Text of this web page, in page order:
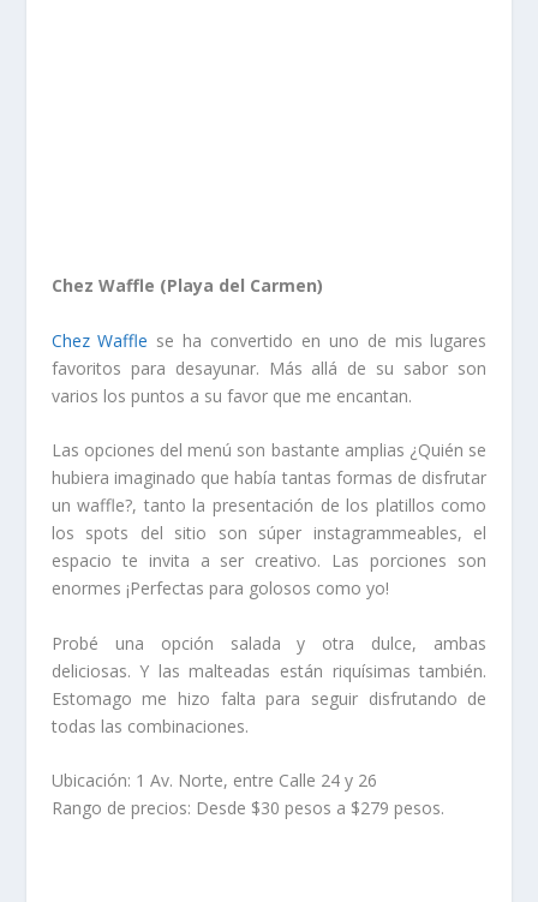
Chez Waffle (Playa del Carmen)
Chez Waffle se ha convertido en uno de mis lugares
favoritos para desayunar. Más allá de su sabor son
varios los puntos a su favor que me encantan.
Las opciones del menú son bastante amplias ¿Quién se
hubiera imaginado que había tantas formas de disfrutar
un waffle?, tanto la presentación de los platillos como
los spots del sitio son súper instagrammeables, el
espacio te invita a ser creativo. Las porciones son
enormes ¡Perfectas para golosos como yo!
Probé una opción salada y otra dulce, ambas
deliciosas. Y las malteadas están riquísimas también.
Estomago me hizo falta para seguir disfrutando de
todas las combinaciones.
Ubicación: 1 Av. Norte, entre Calle 24 y 26
Rango de precios: Desde $30 pesos a $279 pesos.